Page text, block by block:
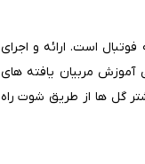
است. ارائه و اجرای
آموزش مربیان یافته های
گل ها از طریق شوت راه